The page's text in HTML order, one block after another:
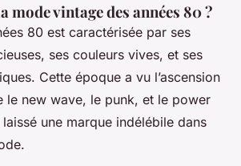
mode vintage des années 80 ?
80 est caractérisée par ses
ses couleurs vives, et ses
Cette époque a vu l’ascension
le new wave, le punk, et le power
une marque indélébile dans